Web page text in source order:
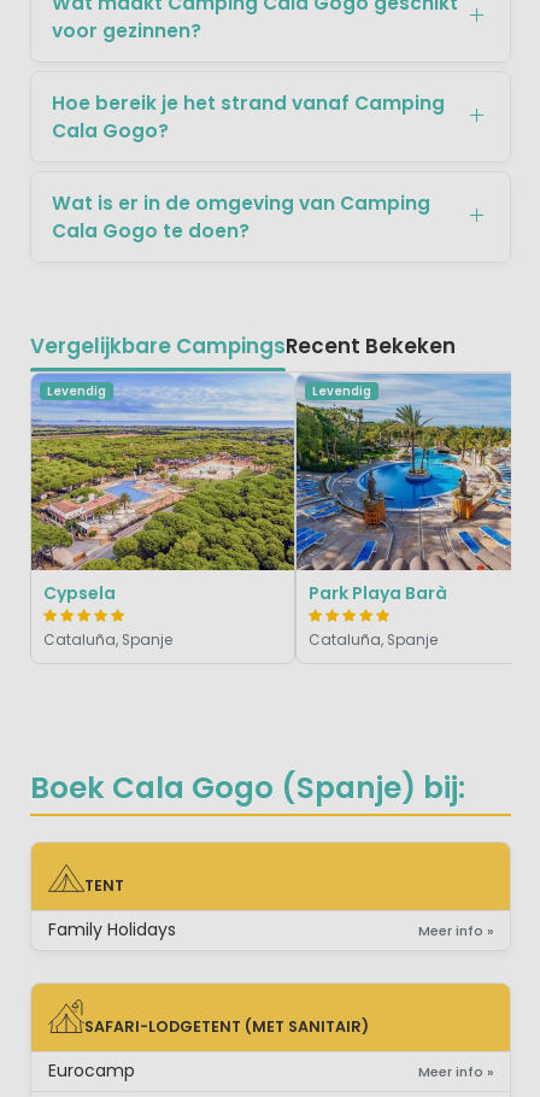
Boek Cala Gogo (Spanje) bij:
TENT
TENT
Family Holidays Meer info »
SAFARI-LODGETENT (MET SANITAIR)
SAFARI-LODGETENT (MET SANITAIR)
Eurocamp Meer info »
voor gezinnen?
Hoe bereik je het strand vanaf Camping
Cala Gogo?
Wat is er in de omgeving van Camping
Cala Gogo te doen?
Vergelijkbare CampingsRecent Bekeken
Levendig
Cypsela
Cataluña, Spanje
Levendig
Park Playa Barà
Cataluña, Spanje